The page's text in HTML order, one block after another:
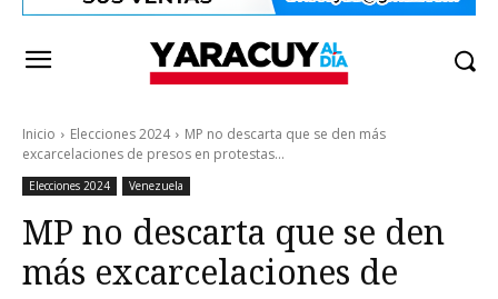
Inicio Elecciones 2024
MP no descarta que se den más
excarcelaciones de presos en protestas...
Elecciones 2024 Venezuela
MP no descarta que se den
más excarcelaciones de